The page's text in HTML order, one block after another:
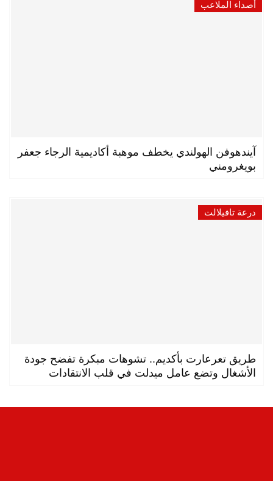
أصداء الملاعب
آيندهوفن الهولندي يخطف موهبة أكاديمية الرجاء جعفر
بويغرومني
درعة تافيلالت
طريق تعرعارت بأكديم.. تشوهات مبكرة تفضح جودة
الأشغال وتضع عامل ميدلت في قلب الانتقادات